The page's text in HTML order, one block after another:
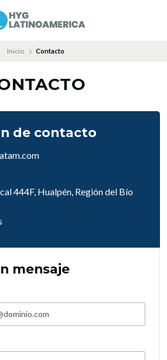
Inicio Contacto
de contacto
444F, Hualpén, Región del Bío
mensaje